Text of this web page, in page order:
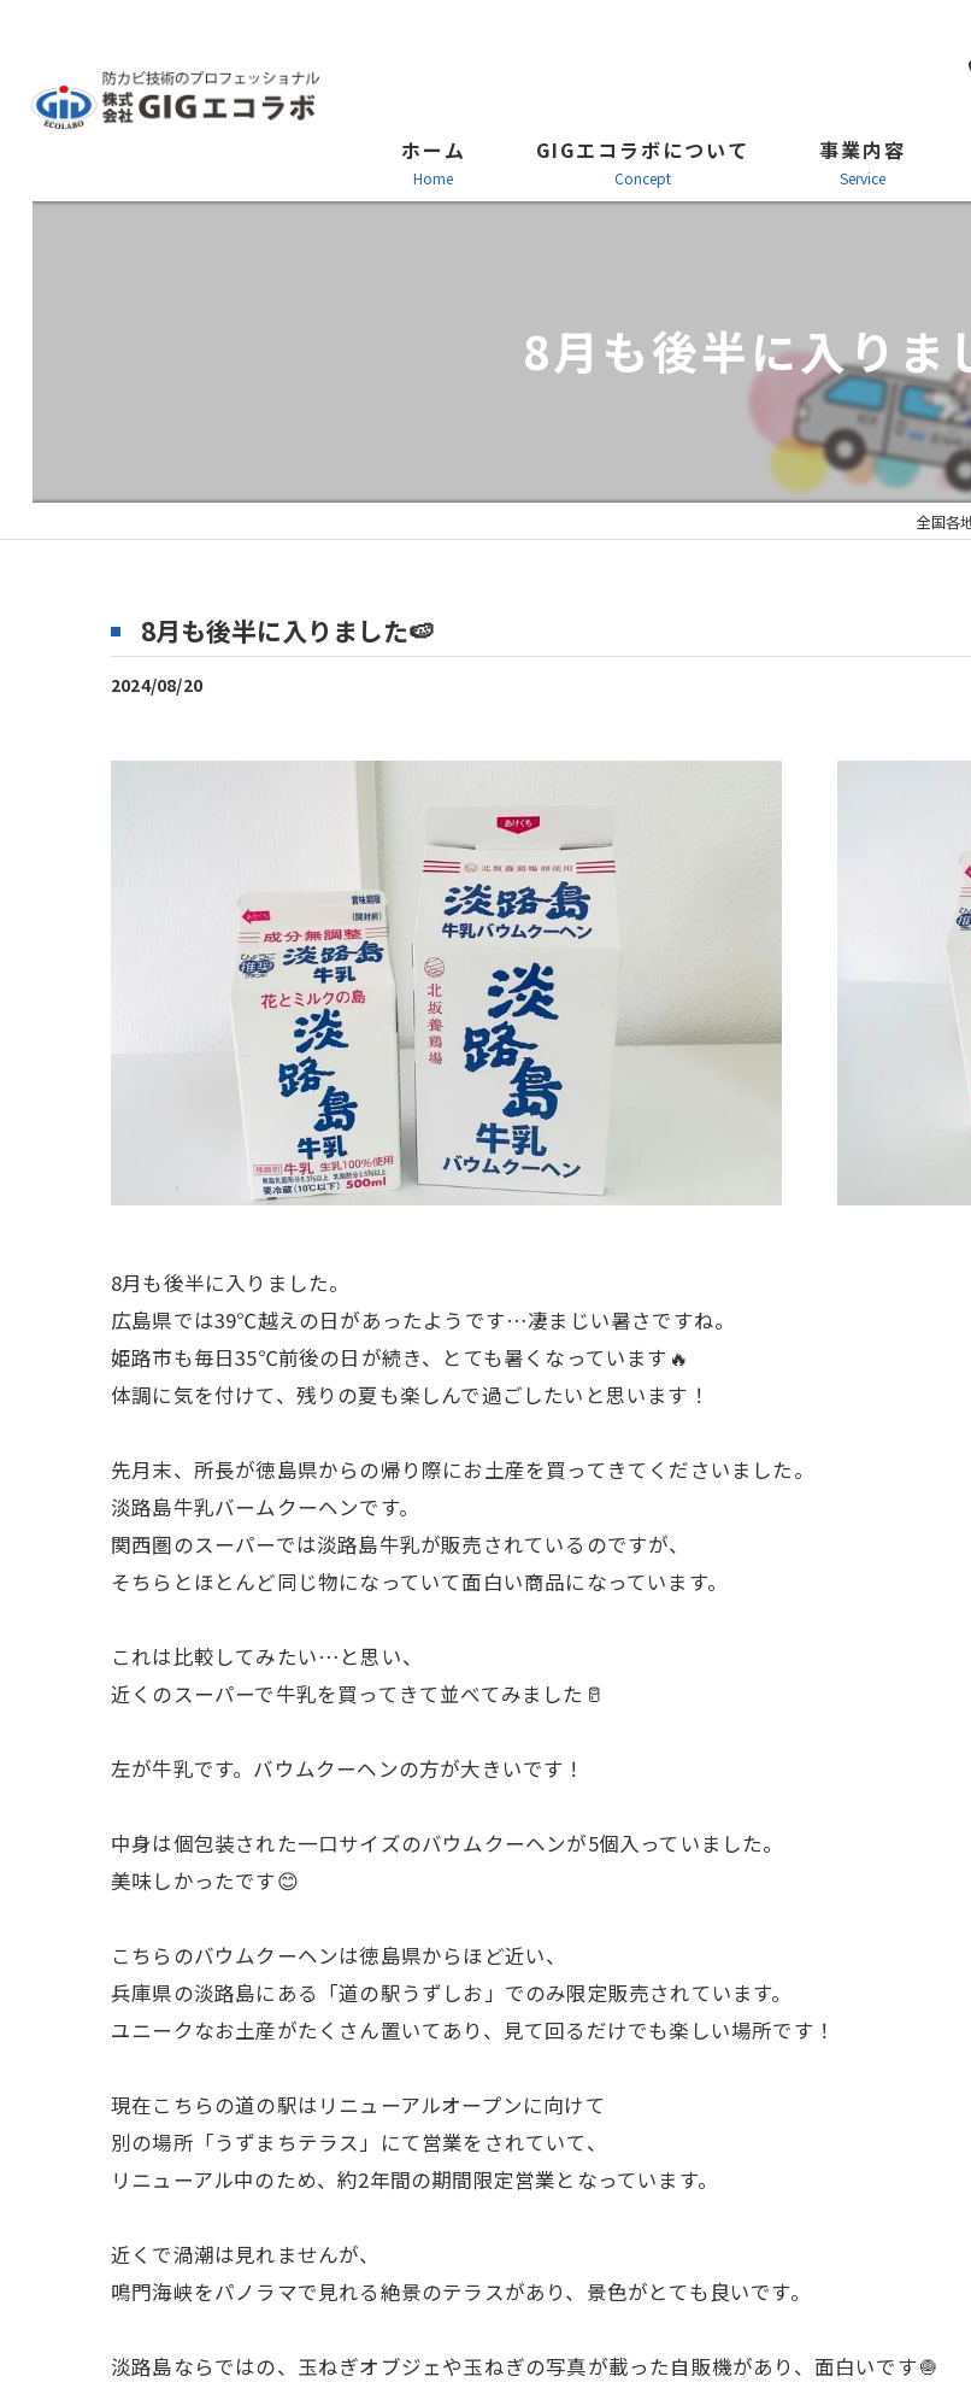
ホーム
home
GIGエコラボについて
concept
事業内容
service
クモ防虫防除施工・
施工の流れ
8月も後半に入りま
全国各
8月も後半に入りました🍉
2024/08/20
8月も後半に入りました。
広島県では39℃越えの日があったようです…凄まじい暑さですね。
姫路市も毎日35℃前後の日が続き、とても暑くなっています🔥
体調に気を付けて、残りの夏も楽しんで過ごしたいと思います！
先月末、所長が徳島県からの帰り際にお土産を買ってきてくださいました。
淡路島牛乳バームクーヘンです。
関西圏のスーパーでは淡路島牛乳が販売されているのですが、
そちらとほとんど同じ物になっていて面白い商品になっています。
これは比較してみたい…と思い、
近くのスーパーで牛乳を買ってきて並べてみました🥛
左が牛乳です。バウムクーヘンの方が大きいです！
中身は個包装された一口サイズのバウムクーヘンが5個入っていました。
美味しかったです😊
こちらのバウムクーヘンは徳島県からほど近い、
兵庫県の淡路島にある「道の駅うずしお」でのみ限定販売されています。
ユニークなお土産がたくさん置いてあり、見て回るだけでも楽しい場所です！
現在こちらの道の駅はリニューアルオープンに向けて
別の場所「うずまちテラス」にて営業をされていて、
リニューアル中のため、約2年間の期間限定営業となっています。
近くで渦潮は見れませんが、
鳴門海峡をパノラマで見れる絶景のテラスがあり、景色がとても良いです。
淡路島ならではの、玉ねぎオブジェや玉ねぎの写真が載った自販機があり、面白いです🧅